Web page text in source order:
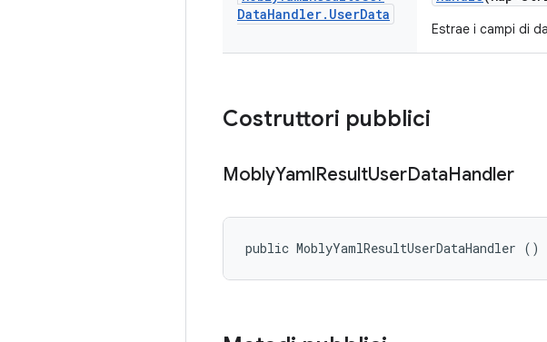
DataHandler. UserData
Estrae i campi di
Costruttori pubblici
MoblyYamlResultUserDataHandler
public MoblyYamlResultUserDataHandler ()